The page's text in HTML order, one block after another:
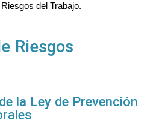
del Trabajo.
Riesgos
la Ley de Prevención